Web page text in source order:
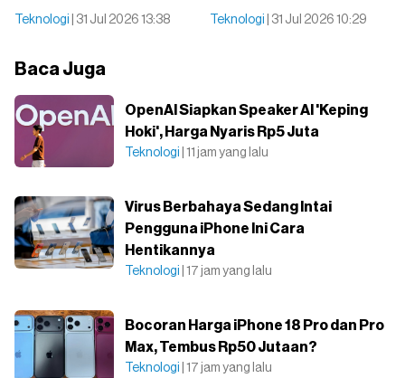
Teknologi | 31 Jul 2026 13:38 Teknologi | 31 Jul 2026 10:29
Baca Juga
OpenAI Siapkan Speaker AI 'Keping
Hoki', Harga Nyaris Rp5 Juta
Teknologi | 11 jam yang lalu
Virus Berbahaya Sedang Intai
Pengguna iPhone Ini Cara
Hentikannya
Teknologi | 17 jam yang lalu
Bocoran Harga iPhone 18 Pro dan Pro
Max, Tembus Rp50 Jutaan?
Teknologi | 17 jam yang lalu